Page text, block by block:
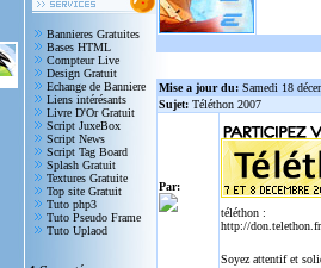
Bannieres Gratuites
Bases HTML
Compteur Live
Design Gratuit
Echange de Banniere
Liens intérésants
Livre D'Or Gratuit
Script JuxeBox
Script News
Script Tag Board
Splash Gratuit
Textures Gratuite
Top site Gratuit
Tuto php3
Tuto Pseudo Frame
Tuto Uplaod
Mise a jour du: Samedi 18
Sujet: Téléthon 2007
Par:
téléthon :
http://
Soyez attentif et